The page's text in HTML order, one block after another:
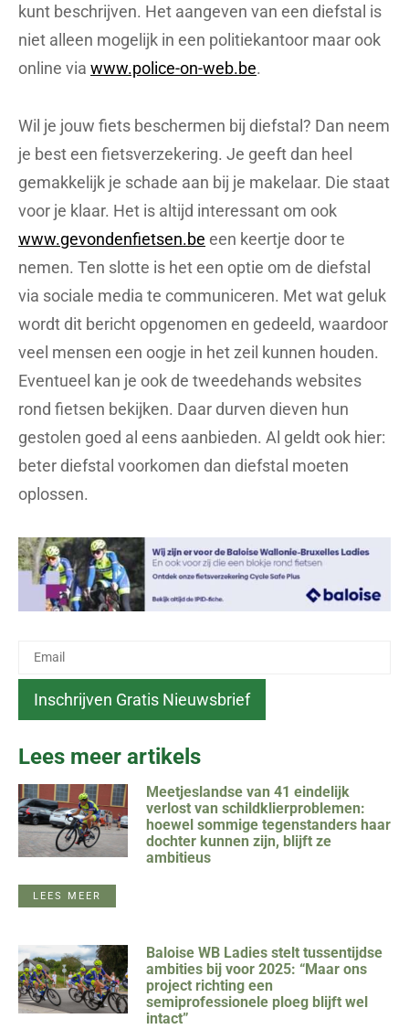
kunt beschrijven. Het aangeven van een diefstal is
niet alleen mogelijk in een politiekantoor maar ook
online via www.police-on-web.be.
Wil je jouw fiets beschermen bij diefstal? Dan neem
je best een fietsverzekering. Je geeft dan heel
gemakkelijk je schade aan bij je makelaar. Die staat
voor je klaar. Het is altijd interessant om ook
www.gevondenfietsen.be een keertje door te
nemen. Ten slotte is het een optie om de diefstal
via sociale media te communiceren. Met wat geluk
wordt dit bericht opgenomen en gedeeld, waardoor
veel mensen een oogje in het zeil kunnen houden.
Eventueel kan je ook de tweedehands websites
rond fietsen bekijken. Daar durven dieven hun
gestolen goed al eens aanbieden. Al geldt ook hier:
beter diefstal voorkomen dan diefstal moeten
oplossen.
Lees meer artikels
Meetjeslandse van 41 eindelijk
verlost van schildklierproblemen:
hoewel sommige tegenstanders haar
dochter kunnen zijn, blijft ze
ambitieus
LEES MEER
Baloise WB Ladies stelt tussentijdse
ambities bij voor 2025: “Maar ons
project richting een
semiprofessionele ploeg blijft wel
intact”